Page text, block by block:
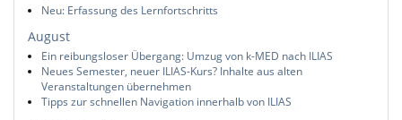
Neu: Erfassung des Lernfortschritts
August
Ein reibungsloser Übergang: Umzug von k-MED nach ILIAS
Neues Semester, neuer ILIAS-Kurs? Inhalte aus alten
Veranstaltungen übernehmen
Tipps zur schnellen Navigation innerhalb von ILIAS